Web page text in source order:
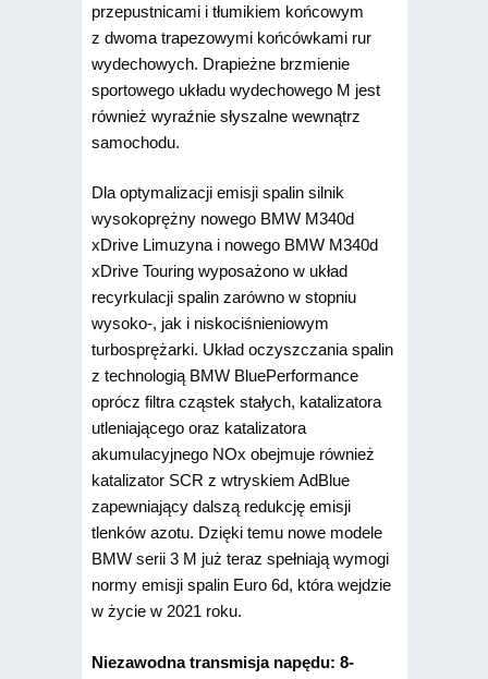
przepustnicami i tłumikiem końcowym
z dwoma trapezowymi końcówkami rur
wydechowych. Drapieżne brzmienie
sportowego układu wydechowego M jest
również wyraźnie słyszalne wewnątrz
samochodu.
Dla optymalizacji emisji spalin silnik
wysokoprężny nowego BMW M340d
xDrive Limuzyna i nowego BMW M340d
xDrive Touring wyposażono w układ
recyrkulacji spalin zarówno w stopniu
wysoko-, jak i niskociśnieniowym
turbosprężarki. Układ oczyszczania spalin
z technologią BMW BluePerformance
oprócz filtra cząstek stałych, katalizatora
utleniającego oraz katalizatora
akumulacyjnego NOx obejmuje również
katalizator SCR z wtryskiem AdBlue
zapewniający dalszą redukcję emisji
tlenków azotu. Dzięki temu nowe modele
BMW serii 3 M już teraz spełniają wymogi
normy emisji spalin Euro 6d, która wejdzie
w życie w 2021 roku.
Niezawodna transmisja napędu: 8-